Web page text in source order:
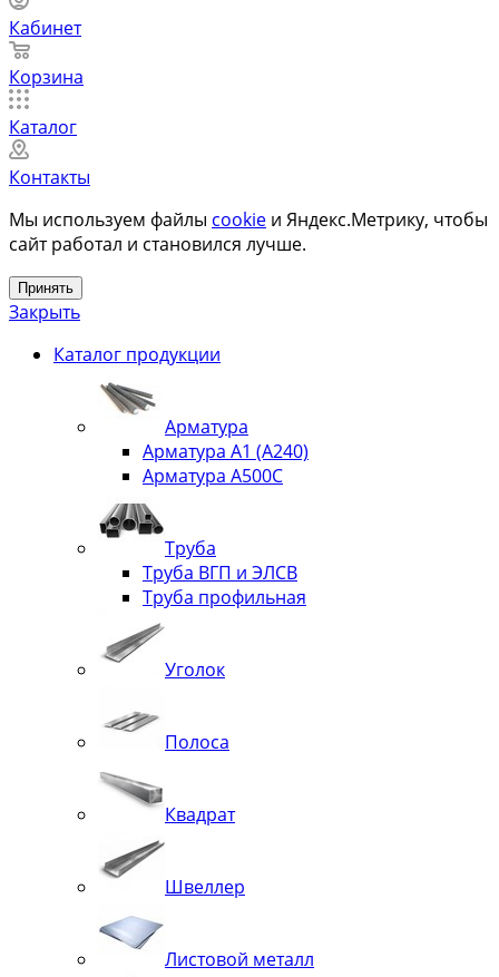
Кабинет
Корзина
Каталог
Контакты
Мы используем файлы cookie и Яндекс.Метрику, чтобы
сайт работал и становился лучше.
Принять
Закрыть
Каталог продукции
Арматура
Арматура А1 (А240)
Арматура А500С
Труба
Труба ВГП и ЭЛСВ
Труба профильная
Уголок
Полоса
Квадрат
Швеллер
Листовой металл